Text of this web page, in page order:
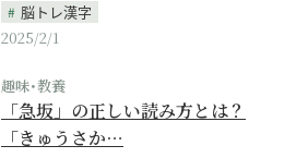
脳トレ漢字
2025/2/1
趣味･教養
「急坂」の正しい読み方とは？
「きゅうさか…